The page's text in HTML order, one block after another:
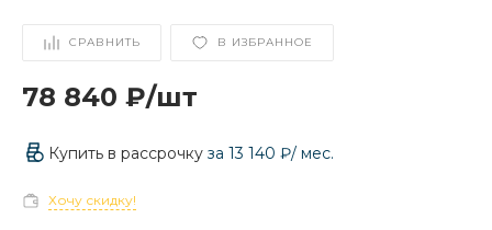
СРАВНИТЬ В ИЗБРАННОЕ
78 840 ₽/шт
Купить в рассрочку за 13 140 ₽/ мес.
Хочу скидку!